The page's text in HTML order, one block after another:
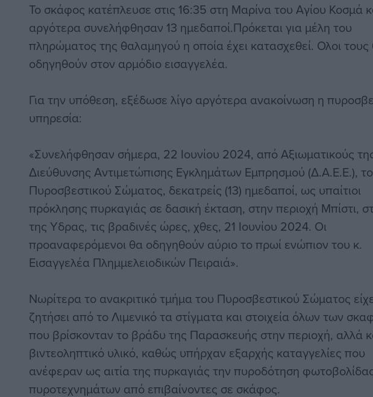
Το σκάφος κατέπλευσε στις 16:35 στη Μαρίνα του Αγίου Κοσμά
αργότερα συνελήφθησαν 13 ημεδαποί.Πρόκεται για μέλη του
πληρώματος της θαλαμηγού η οποία έχει κατασχεθεί. Ολοι τους
οδηγηθούν στον αρμόδιο εισαγγελέα.
Για την υπόθεση, εξέδωσε λίγο αργότερα ανακοίνωση η
υπηρεσία:
«Συνελήφθησαν σήμερα, 22 Ιουνίου 2024, από Αξιωματικούς
Διεύθυνσης Αντιμετώπισης Εγκλημάτων Εμπρησμού (Δ.Α.Ε.Ε.),
Πυροσβεστικού Σώματος, δεκατρείς (13) ημεδαποί, ως υπαίτιοι
πρόκλησης πυρκαγιάς σε δασική έκταση, στην περιοχή Μπίστι,
της Υδρας, τις βραδινές ώρες, χθες, 21 Ιουνίου 2024. Οι
προαναφερόμενοι θα οδηγηθούν αύριο το πρωί ενώπιον του κ.
Εισαγγελέα Πλημμελειοδικών Πειραιά».
Νωρίτερα το ανακριτικό τμήμα του Πυροσβεστικού Σώματος
ζητήσει από το Λιμενικό τα στίγματα και στοιχεία όλων των
που βρίσκονταν το βράδυ της Παρασκευής στην περιοχή, αλλά
βιντεοληπτικό υλικό, καθώς υπήρχαν εξαρχής καταγγελίες που
ανέφεραν ως αιτία της πυρκαγιάς την πυροδότηση
πυροτεχνημάτων από επιβαίνοντες σε σκάφος.